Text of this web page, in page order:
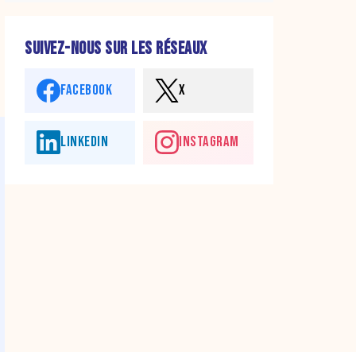
SUIVEZ-NOUS SUR LES RÉSEAUX
FACEBOOK X
LINKEDIN INSTAGRAM